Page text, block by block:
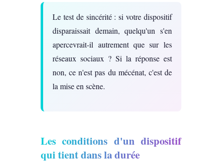
Le test de sincérité : si votre dispositif
disparaissait demain, quelqu'un s'en
apercevrait-il autrement que sur les
réseaux sociaux ? Si la réponse est
non, ce n'est pas du mécénat, c'est de
la mise en scène.
Les conditions d'un dispositif
qui tient dans la durée